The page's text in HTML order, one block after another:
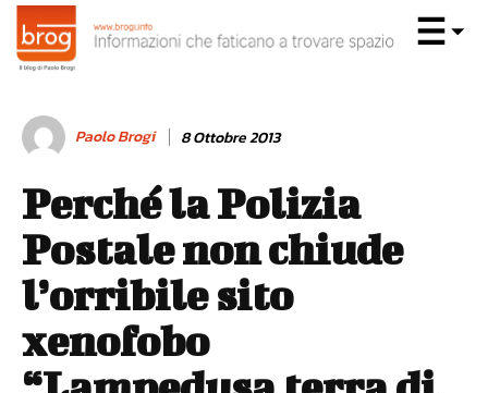
Paolo Brogi 8 Ottobre 2013
Perché la Polizia
Postale non chiude
l’orribile sito
xenofobo